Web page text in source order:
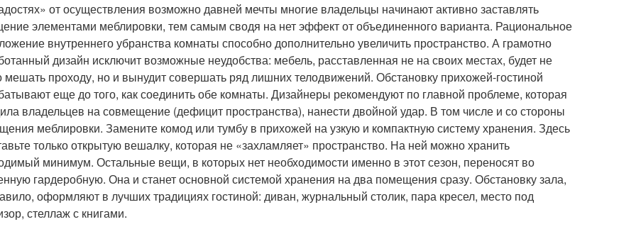
от осуществления возможно давней мечты многие владельцы начинают активно заставлять
элементами меблировки, тем самым сводя на нет эффект от объединенного варианта. Рациональное
внутреннего убранства комнаты способно дополнительно увеличить пространство. А грамотно
дизайн исключит возможные неудобства: мебель, расставленная не на своих местах, будет не
мешать проходу, но и вынудит совершать ряд лишних телодвижений. Обстановку прихожей-гостиной
еще до того, как соединить обе комнаты. Дизайнеры рекомендуют по главной проблеме, которая
владельцев на совмещение (дефицит пространства), нанести двойной удар. В том числе и со стороны
меблировки. Замените комод или тумбу в прихожей на узкую и компактную систему хранения. Здесь
только открытую вешалку, которая не «захламляет» пространство. На ней можно хранить
минимум. Остальные вещи, в которых нет необходимости именно в этот сезон, переносят во
гардеробную. Она и станет основной системой хранения на два помещения сразу. Обстановку зала,
оформляют в лучших традициях гостиной: диван, журнальный столик, пара кресел, место под
стеллаж с книгами.